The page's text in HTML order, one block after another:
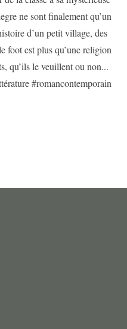
ne sont finalement qu’un
d’un petit village, des
foot est plus qu’une religion
qu’ils le veuillent ou non...
#romancontemporain